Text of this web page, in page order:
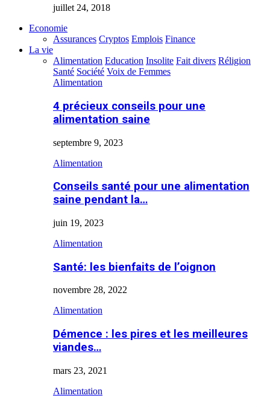
juillet 24, 2018
Economie
Assurances Cryptos Emplois Finance
La vie
Alimentation Education Insolite Fait divers Réligion
Santé Société Voix de Femmes
Alimentation
4 précieux conseils pour une
alimentation saine
septembre 9, 2023
Alimentation
Conseils santé pour une alimentation
saine pendant la…
juin 19, 2023
Alimentation
Santé: les bienfaits de l’oignon
novembre 28, 2022
Alimentation
Démence : les pires et les meilleures
viandes…
mars 23, 2021
Alimentation